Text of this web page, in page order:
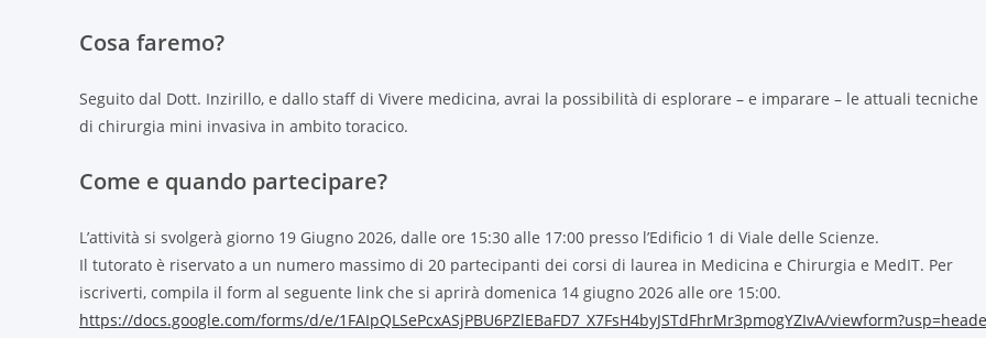
Cosa faremo?
Seguito dal Dott. Inzirillo, e dallo staff di Vivere medicina, avrai la possibilità di esplorare – e imparare – le attuali tecniche
di chirurgia mini invasiva in ambito toracico.
Come e quando partecipare?
L’attività si svolgerà giorno 19 Giugno 2026, dalle ore 15:30 alle 17:00 presso l’Edificio 1 di Viale delle Scienze.
Il tutorato è riservato a un numero massimo di 20 partecipanti dei corsi di laurea in Medicina e Chirurgia e MedIT. Per
iscriverti, compila il form al seguente link che si aprirà domenica 14 giugno 2026 alle ore 15:00.
https://docs.google.com/forms/d/e/1FAIpQLSePcxASjPBU6PZlEBaFD7_X7FsH4byJSTdFhrMr3pmogYZIvA/